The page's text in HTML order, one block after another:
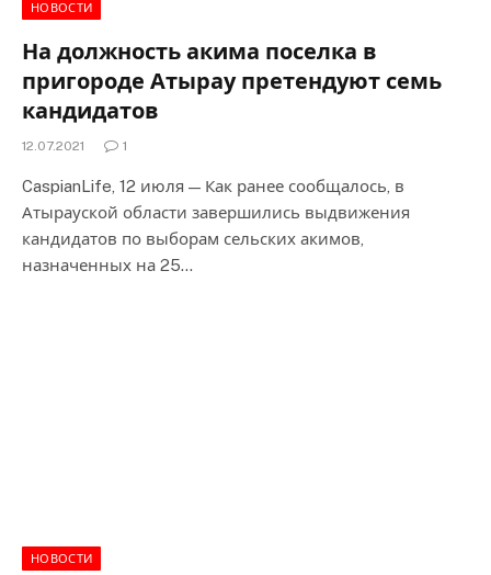
НОВОСТИ
На должность акима поселка в
пригороде Атырау претендуют семь
кандидатов
12.07.2021 1
CaspianLife, 12 июля — Как ранее сообщалось, в
Атырауской области завершились выдвижения
кандидатов по выборам сельских акимов,
назначенных на 25…
НОВОСТИ